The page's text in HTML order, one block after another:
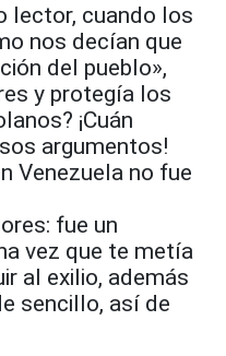
lector, cuando los
nos decían que
del pueblo»,
y protegía los
¡Cuán
argumentos!
Venezuela no fue
fue un
vez que te metía
al exilio, además
sencillo, así de